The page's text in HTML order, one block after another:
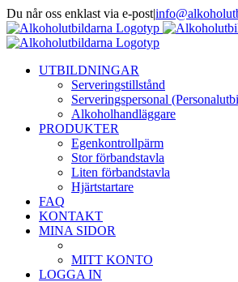
Fortsätt
till
innehållet
Du når oss enklast via e-post|
Facebook
X
UTBILDNINGAR
Serveringstillstånd
Serveringspersonal
Alkoholhandläggare
PRODUKTER
Egenkontrollpärm
Stor förbandstavla
Liten förbandstavla
Hjärtstartare
FAQ
KONTAKT
MINA SIDOR
MITT KONTO
LOGGA IN